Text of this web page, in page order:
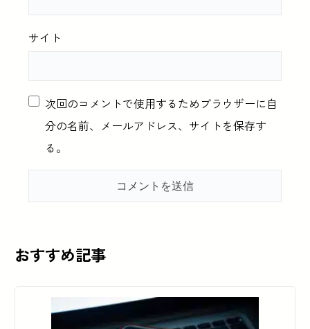
サイト
次回のコメントで使用するためブラウザーに自
分の名前、メールアドレス、サイトを保存す
る。
おすすめ記事